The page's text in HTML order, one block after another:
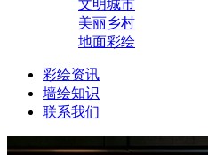
文明城市
美丽乡村
地面彩绘
彩绘资讯
墙绘知识
联系我们